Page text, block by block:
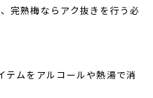
完熟梅ならアク抜きを行う必
テムをアルコールや熱湯で消